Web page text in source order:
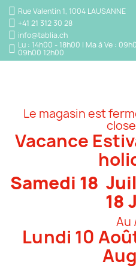
Rue Valentin 1, 1004 LAUSANNE
+41 21 312 30 28
info@tablia.ch
Lu : 14h00 - 18h00 | Ma à Ve :
09h00 12h00
Le magasin est
Vacance
Samedi 18
18
Au
Lundi 10